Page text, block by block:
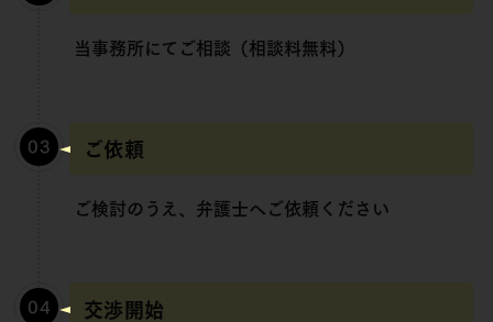
当事務所にて ご相談 （相談料無料）
ご依頼
ご検討のうえ、 弁護士へご依頼ください
交渉開始